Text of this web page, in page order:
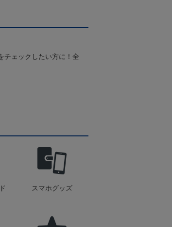
チェックしたい方に！全
スマホグッズ